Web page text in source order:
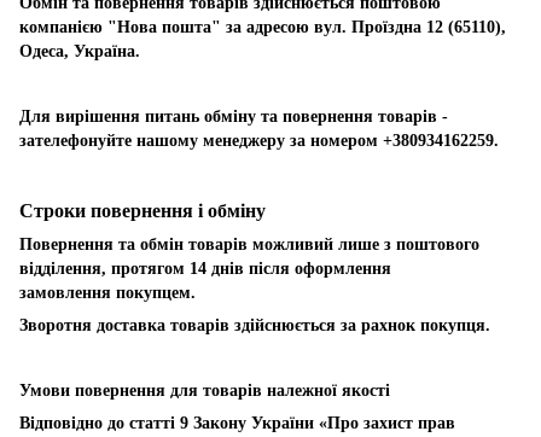
компанією "Нова пошта" за адресою вул. Проїздна 12 (65110),
Одеса, Україна.
Для вирішення питань обміну та повернення товарів -
зателефонуйте нашому менеджеру за номером +380934162259.
Строки повернення і обміну
Повернення та обмін товарів можливий лише з поштового
відділення, протягом 14 днів після оформлення
замовлення покупцем.
Зворотня доставка товарів здійснюється за рахнок покупця.
Умови повернення для товарів належної якості
Відповідно до статті 9 Закону України «Про захист прав